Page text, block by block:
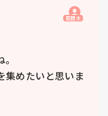
質問主
集めたいと思いま